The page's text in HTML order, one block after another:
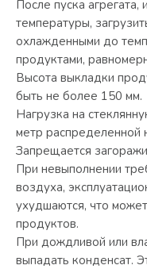
После пуска
температуры,
охлажденными до
продуктами,
Высота выкладки
быть не более 150 мм.
Нагрузка на
метр распределенной
Запрещается
При невыполнении
воздуха,
ухудшаются, что
продуктов.
При дождливой или
выпадать конденсат.